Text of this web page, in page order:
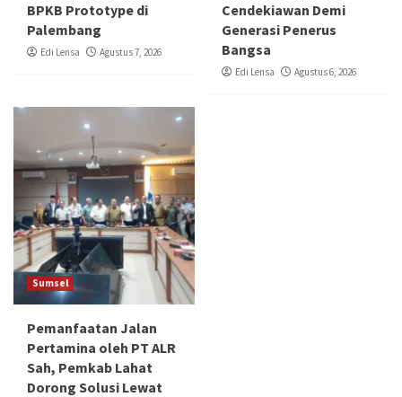
BPKB Prototype di
Palembang
Edi Lensa Agustus 7, 2026
Cendekiawan Demi
Generasi Penerus
Bangsa
Edi Lensa Agustus 6, 2026
Sumsel
Pemanfaatan Jalan
Pertamina oleh PT ALR
Sah, Pemkab Lahat
Dorong Solusi Lewat